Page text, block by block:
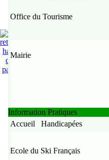
Office du Tourisme
Mairie
Information Pratiques
Accueil Handicapées
Ecole du Ski Français